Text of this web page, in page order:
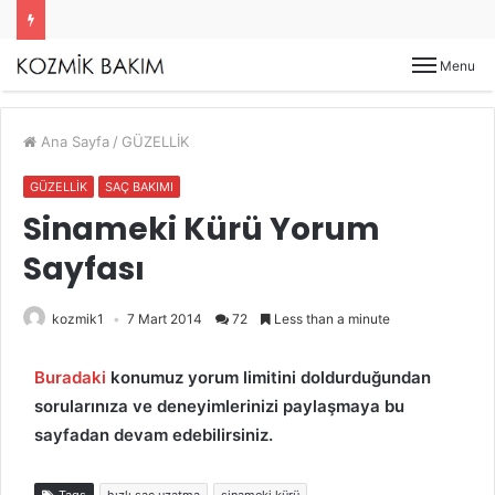
Menu
Ana Sayfa / GÜZELLİK
GÜZELLİK SAÇ BAKIMI
Sinameki Kürü Yorum
Sayfası
kozmik1 7 Mart 2014 72 Less than a minute
Buradaki konumuz yorum limitini doldurduğundan
sorularınıza ve deneyimlerinizi paylaşmaya bu
sayfadan devam edebilirsiniz.